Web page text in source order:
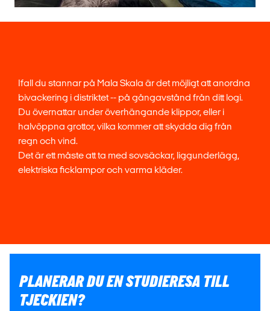
Ifall du stannar på Mala Skala är det möjligt att anordna
bivackering i distriktet -- på gångavstånd från ditt logi.
Du övernattar under överhängande klippor, eller i
halvöppna grottor, vilka kommer att skydda dig från
regn och vind.
Det är ett måste att ta med sovsäckar, liggunderlägg,
elektriska ficklampor och varma kläder.
PLANERAR DU EN STUDIERESA TILL
TJECKIEN?